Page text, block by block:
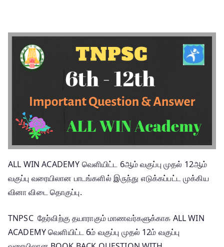
ALL WIN ACADEMY வெளியிட்ட 6ஆம் வகுப்பு முதல் 12ஆம்
வகுப்பு வரையிலான பாடங்களில் இருந்து எடுக்கப்பட்ட முக்கிய
வினா விடை தொகுப்பு.
TNPSC தேர்விற்கு தயாராகும் மாணவர்களுக்காக ALL WIN
ACADEMY வெளியிட்ட 6ம் வகுப்பு முதல் 12ம் வகுப்பு